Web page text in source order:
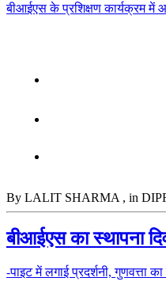
बीआईएस के प्रशिक्षण कार्यक्रम में
By LALIT SHARMA , in
बीआईएस का स्थापना
-पाइट में लगाई प्रदर्शनी,